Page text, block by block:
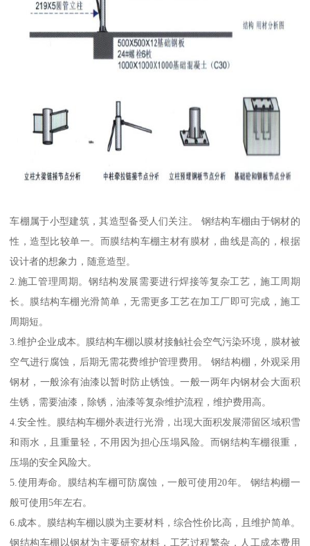
车棚属于小型建筑，其造型备受人们关注。 钢结构车棚由于钢材的
性，造型比较单一。而膜结构车棚主材有膜材，曲线是高的，根据
设计者的想象力，随意造型。
2.施工管理周期。钢结构发展需要进行焊接等复杂工艺，施工周期
长。膜结构车棚光滑简单，无需更多工艺在加工厂即可完成，施工
周期短。
3.维护企业成本。膜结构车棚以膜材接触社会空气污染环境，膜材被
空气进行腐蚀，后期无需花费维护管理费用。 钢结构棚，外观采用
钢材，一般涂有油漆以暂时防止锈蚀。一般一两年内钢材会大面积
生锈，需要油漆，除锈，油漆等复杂维护流程，维护费用高。
4.安全性。膜结构车棚外表进行光滑，出现大面积发展滞留区域积雪
和雨水，且重量轻，不用因为担心压塌风险。而钢结构车棚很重，
压塌的安全风险大。
5.使用寿命。膜结构车棚可防腐蚀，一般可使用20年。 钢结构棚一
般可使用5年左右。
6.成本。膜结构车棚以膜为主要材料，综合性价比高，且维护简单。
钢结构车棚以钢材为主要研究材料，工艺过程繁杂，人工成本费用